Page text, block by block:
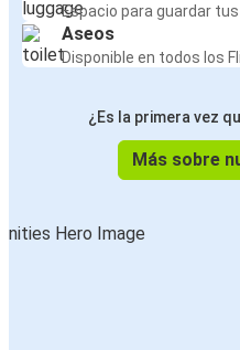
Espacio para guardar
Aseos
Disponible en todos los
¿Es la primera vez
Más sobre